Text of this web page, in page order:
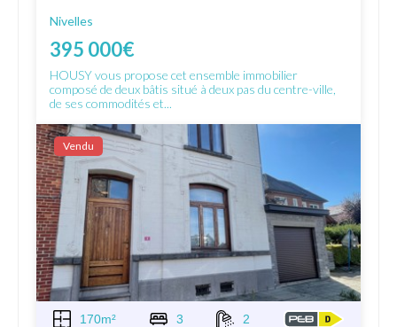
Nivelles
395 000€
HOUSY vous propose cet ensemble immobilier
composé de deux bâtis situé à deux pas du centre-ville,
de ses commodités et...
Vendu
170m² 3 2